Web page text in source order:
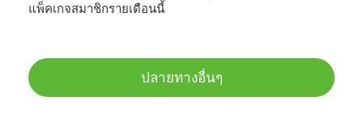
แพ็คเกจสมาชิกรายเดือนนี้
ปลายทางอื่นๆ